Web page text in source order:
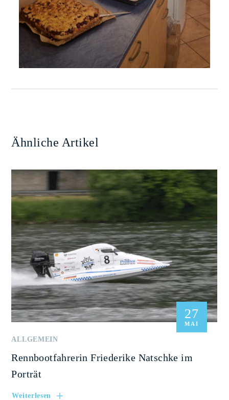
Ähnliche Artikel
27
MAI
ALLGEMEIN
Rennbootfahrerin Friederike Natschke im
Porträt
Weiterlesen